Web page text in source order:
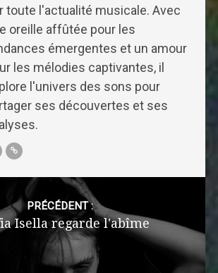
toute l'actualité musicale. Avec
oreille affûtée pour les
émergentes et un amour
les mélodies captivantes, il
l'univers des sons pour
ses découvertes et ses
PRÉCÉDENT :
Isella regarde l'abîme